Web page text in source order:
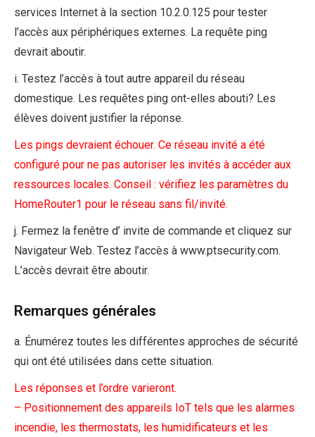
services Internet à la section 10.2.0.125 pour tester
l’accès aux périphériques externes. La requête ping
devrait aboutir.
i. Testez l’accès à tout autre appareil du réseau
domestique. Les requêtes ping ont-elles abouti? Les
élèves doivent justifier la réponse.
Les pings devraient échouer. Ce réseau invité a été
configuré pour ne pas autoriser les invités à accéder aux
ressources locales. Conseil : vérifiez les paramètres du
HomeRouter1 pour le réseau sans fil/invité.
j. Fermez la fenêtre d’ invite de commande et cliquez sur
Navigateur Web. Testez l’accès à www.ptsecurity.com.
L’accès devrait être aboutir.
Remarques générales
a. Énumérez toutes les différentes approches de sécurité
qui ont été utilisées dans cette situation.
Les réponses et l’ordre varieront.
– Positionnement des appareils IoT tels que les alarmes
incendie, les thermostats, les humidificateurs et les